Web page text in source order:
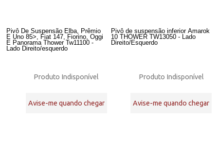
Pivô De Suspensão Elba, Prêmio
E Uno 85>, Fiat 147, Fiorino, Oggi
E Panorama Thower Tw11100 -
Lado Direito/esquerdo
Produto Indisponível
Avise-me quando chegar
Pivô de suspensão inferior Amarok
10 THOWER TW13050 - Lado
Direito/Esquerdo
Produto Indisponível
Avise-me quando chegar